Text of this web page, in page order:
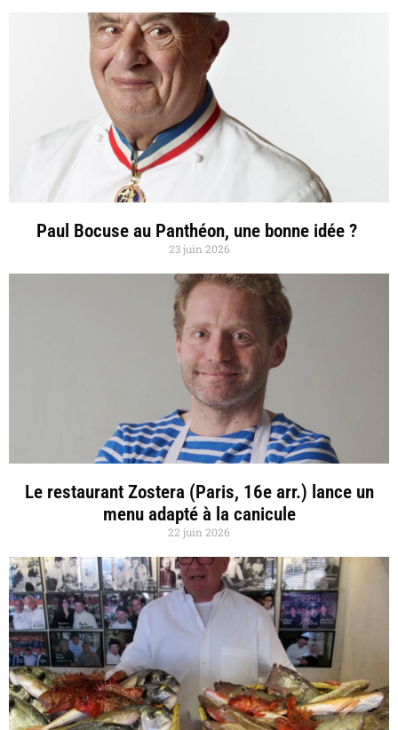
Paul Bocuse au Panthéon, une bonne idée ?
23 juin 2026
Le restaurant Zostera (Paris, 16e arr.) lance un
menu adapté à la canicule
22 juin 2026